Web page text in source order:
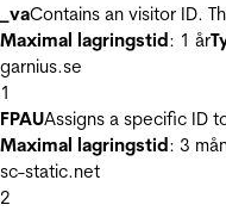
_vaContains an visitor ID.
Maximal lagringstid: 1 år
garnius.se
1
FPAUAssigns a specific ID
Maximal lagringstid: 3
sc-static.net
2